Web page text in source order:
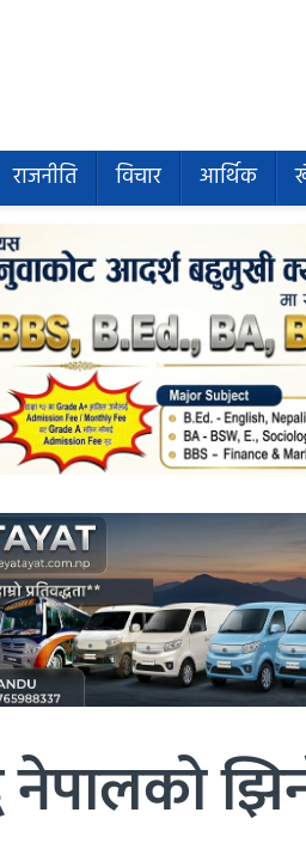
राजनीति विचार आर्थिक
नेपालको